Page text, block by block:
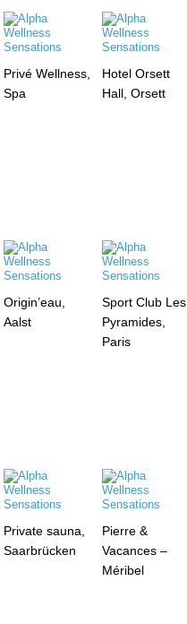
Privé Wellness,
Spa
Hotel Orsett
Hall, Orsett
Origin’eau,
Aalst
Sport Club Les
Pyramides,
Paris
Private sauna,
Saarbrücken
Pierre &
Vacances –
Méribel